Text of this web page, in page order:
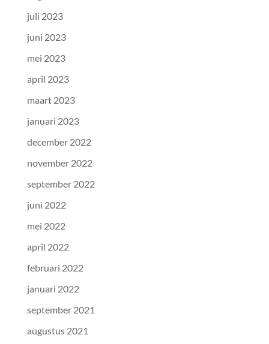
juli 2023
juni 2023
mei 2023
april 2023
maart 2023
januari 2023
december 2022
november 2022
september 2022
juni 2022
mei 2022
april 2022
februari 2022
januari 2022
september 2021
augustus 2021